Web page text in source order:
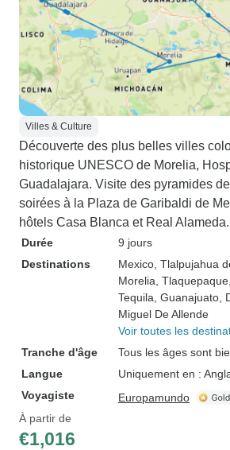
Villes & Culture
Découverte des plus belles villes
historique UNESCO de Morelia,
Guadalajara. Visite des pyramides
soirées à la Plaza de Garibaldi de
hôtels Casa Blanca et Real Alameda.
Durée
9 jours
Destinations
Mexico , Tlalpujahua
Morelia , Tlaquepaque
Tequila , Guanajuato ,
Miguel De Allende
Voir toutes les
Tranche d'âge
Tous les âges sont
Langue
Uniquement en :
Voyagiste
Europamundo
À partir de
€1,016